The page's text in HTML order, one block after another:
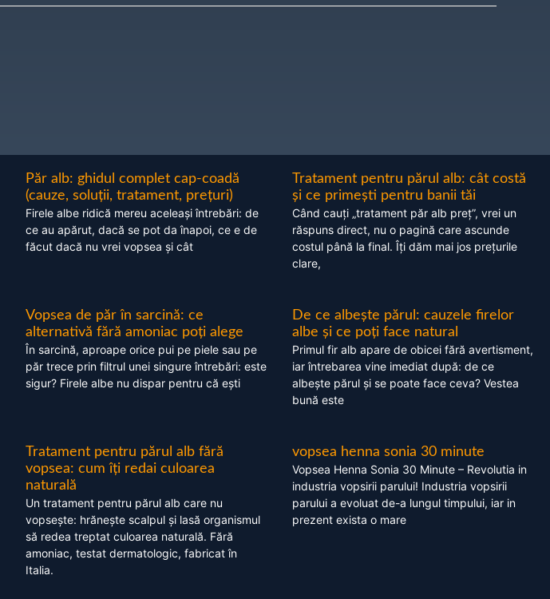
Păr alb: ghidul complet cap-coadă
(cauze, soluții, tratament, prețuri)
Firele albe ridică mereu aceleași întrebări: de
ce au apărut, dacă se pot da înapoi, ce e de
făcut dacă nu vrei vopsea și cât
Tratament pentru părul alb: cât costă
și ce primești pentru banii tăi
Când cauți „tratament păr alb preț”, vrei un
răspuns direct, nu o pagină care ascunde
costul până la final. Îți dăm mai jos prețurile
clare,
Vopsea de păr în sarcină: ce
alternativă fără amoniac poți alege
În sarcină, aproape orice pui pe piele sau pe
păr trece prin filtrul unei singure întrebări: este
sigur? Firele albe nu dispar pentru că ești
De ce albește părul: cauzele firelor
albe și ce poți face natural
Primul fir alb apare de obicei fără avertisment,
iar întrebarea vine imediat după: de ce
albește părul și se poate face ceva? Vestea
bună este
Tratament pentru părul alb fără
vopsea: cum îți redai culoarea
naturală
Un tratament pentru părul alb care nu
vopsește: hrănește scalpul și lasă organismul
să redea treptat culoarea naturală. Fără
amoniac, testat dermatologic, fabricat în
Italia.
vopsea henna sonia 30 minute
Vopsea Henna Sonia 30 Minute – Revolutia in
industria vopsirii parului! Industria vopsirii
parului a evoluat de-a lungul timpului, iar in
prezent exista o mare